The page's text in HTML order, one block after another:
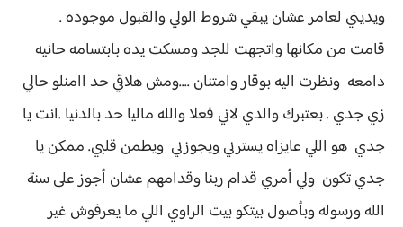
ويديني لعامر عشان يبقي شروط الولي والقبول موجوده .
قامت من مكانها واتجهت للجد ومسكت يده بابتسامه حانيه
دامعه ونظرت اليه بوقار وامتنان ....ومش هلاقي حد اامنلو حالي
زي جدي . بعتبرك والدي لاني فعلا والله ماليا حد بالدنيا .انت يا
جدي هو اللي عايزاه يسترني ويجوزني ويطمن قلبي. ممكن يا
جدي تكون ولي أمري قدام ربنا وقدامهم عشان أجوز على سنة
الله ورسوله وبأصول بيتكو بيت الراوي اللي ما يعرفوش غير